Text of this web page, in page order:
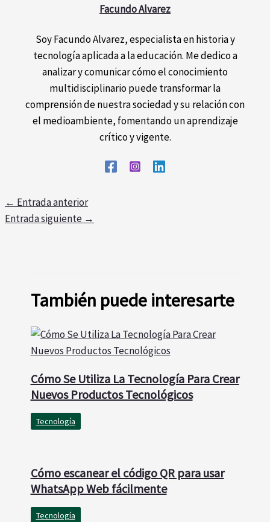
Facundo Alvarez
Soy Facundo Alvarez, especialista en historia y
tecnología aplicada a la educación. Me dedico a
analizar y comunicar cómo el conocimiento
multidisciplinario puede transformar la
comprensión de nuestra sociedad y su relación con
el medioambiente, fomentando un aprendizaje
crítico y vigente.
← Entrada anterior
Entrada siguiente →
También puede interesarte
Cómo Se Utiliza La Tecnología Para Crear
Nuevos Productos Tecnológicos
Tecnología
Cómo escanear el código QR para usar
WhatsApp Web fácilmente
Tecnología